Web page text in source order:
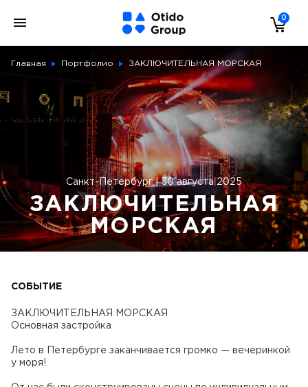
0
Главная Портфолио ЗАКЛЮЧИТЕЛЬНАЯ МОРСКАЯ
Санкт-Петербург | 30 августа 2025
ЗАКЛЮЧИТЕЛЬНАЯ
МОРСКАЯ
СОБЫТИЕ
ЗАКЛЮЧИТЕЛЬНАЯ МОРСКАЯ
Основная застройка
Лето в Петербурге заканчивается громко — вечеринкой
у моря!